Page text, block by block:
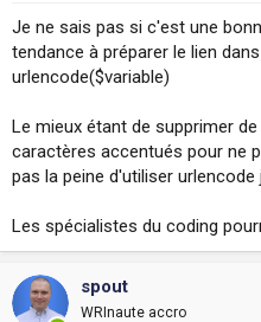
Je ne sais pas si c'est une
tendance à préparer le lien
urlencode($variable)
Le mieux étant de supprimer
caractères accentués pour ne
pas la peine d'utiliser urlencode
Les spécialistes du coding
spout
WRInaute accro